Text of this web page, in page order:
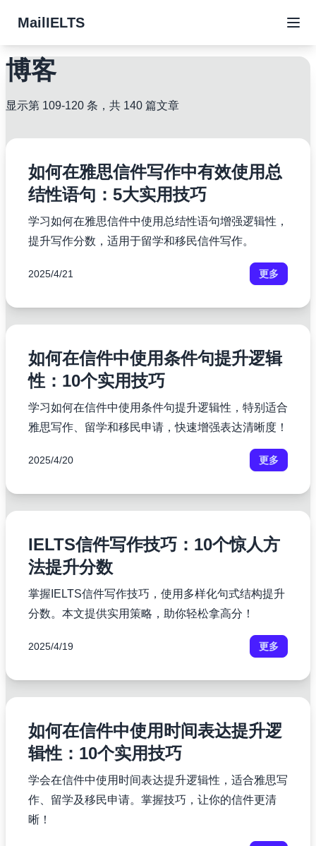
MailIELTS
博客
显示第 109-120 条，共 140 篇文章
如何在雅思信件写作中有效使用总
结性语句：5大实用技巧
学习如何在雅思信件中使用总结性语句增强逻辑性，
提升写作分数，适用于留学和移民信件写作。
2025/4/21 更多
如何在信件中使用条件句提升逻辑
性：10个实用技巧
学习如何在信件中使用条件句提升逻辑性，特别适合
雅思写作、留学和移民申请，快速增强表达清晰度！
2025/4/20 更多
IELTS信件写作技巧：10个惊人方
法提升分数
掌握IELTS信件写作技巧，使用多样化句式结构提升
分数。本文提供实用策略，助你轻松拿高分！
2025/4/19 更多
如何在信件中使用时间表达提升逻
辑性：10个实用技巧
学会在信件中使用时间表达提升逻辑性，适合雅思写
作、留学及移民申请。掌握技巧，让你的信件更清
晰！